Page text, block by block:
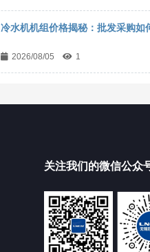
冷水机机组价格揭秘：批发采购如
2026/08/05 1
关注我们的微信公众